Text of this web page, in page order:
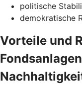
politische
demokratische
Vorteile und